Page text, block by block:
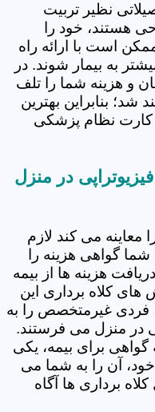
نظیر تربیت
هستند، خود را
است با ارائه راه
به بیمار شوند. در
و هزینه شما را تلف
بنابراین بهترین
کارت نظام پزشکی
در منزل
معاینه می کند لازم
شما گواهی هزینه را
هزینه ها از بیمه
های کلاه برداری این
فردی غیرمتخصص را به
در منزل می فرستند.
گواهی برای بیمه، یکی
آن را به شما می
برداری ها آگاه